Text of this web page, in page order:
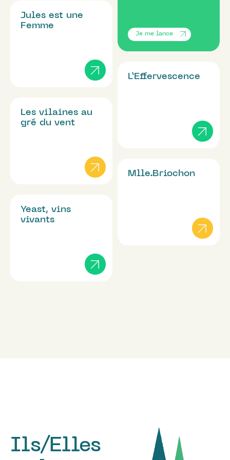
Je me lance
Jules est une
Femme
L’Effervescence
Les vilaines au
gré du vent
Mlle.Briochon
Yeast, vins
vivants
Ils/Elles